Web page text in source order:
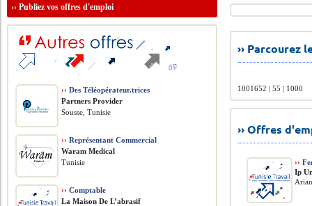
››
1001652 | 55 | 1000
›› Offres
››
Ip
››Publiez vos offres d'emploi
›› Des Téléopérateur.trices
Partners Provider
Sousse, Tunisie
›› Représentant Commercial
Waram Medical
Tunisie
›› Comptable
La Maison De L’abrasif